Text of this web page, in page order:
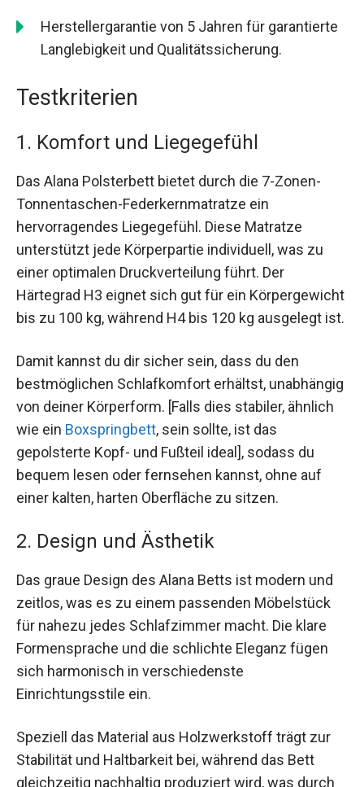
Herstellergarantie von 5 Jahren für garantierte
Langlebigkeit und Qualitätssicherung.
Testkriterien
1. Komfort und Liegegefühl
Das Alana Polsterbett bietet durch die 7-Zonen-
Tonnentaschen-Federkernmatratze ein
hervorragendes Liegegefühl. Diese Matratze
unterstützt jede Körperpartie individuell, was zu
einer optimalen Druckverteilung führt. Der
Härtegrad H3 eignet sich gut für ein Körpergewicht
bis zu 100 kg, während H4 bis 120 kg ausgelegt ist.
Damit kannst du dir sicher sein, dass du den
bestmöglichen Schlafkomfort erhältst, unabhängig
von deiner Körperform. [Falls dies stabiler, ähnlich
wie ein Boxspringbett, sein sollte, ist das
gepolsterte Kopf- und Fußteil ideal], sodass du
bequem lesen oder fernsehen kannst, ohne auf
einer kalten, harten Oberfläche zu sitzen.
2. Design und Ästhetik
Das graue Design des Alana Betts ist modern und
zeitlos, was es zu einem passenden Möbelstück
für nahezu jedes Schlafzimmer macht. Die klare
Formensprache und die schlichte Eleganz fügen
sich harmonisch in verschiedenste
Einrichtungsstile ein.
Speziell das Material aus Holzwerkstoff trägt zur
Stabilität und Haltbarkeit bei, während das Bett
gleichzeitig nachhaltig produziert wird, was durch